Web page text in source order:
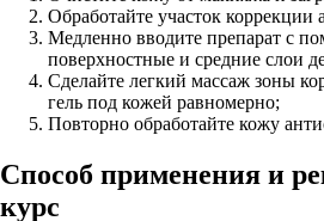
Обработайте участок коррекции
Медленно вводите препарат с
поверхностные и средние слои
Сделайте легкий массаж зоны
гель под кожей равномерно;
Повторно обработайте кожу
Способ применения и
курс